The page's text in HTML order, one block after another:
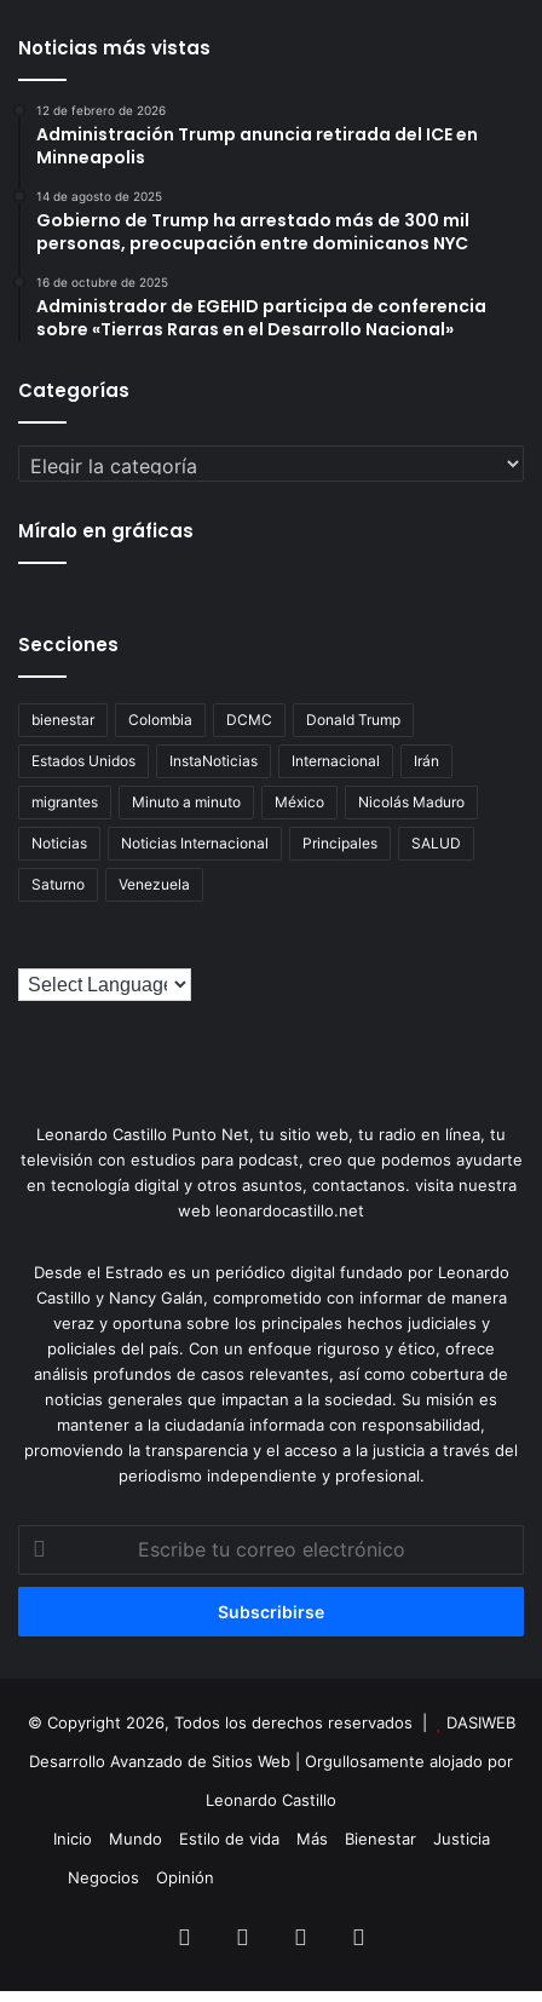
Noticias más vistas
12 de febrero de 2026
Administración Trump anuncia retirada del ICE en
Minneapolis
14 de agosto de 2025
Gobierno de Trump ha arrestado más de 300 mil
personas, preocupación entre dominicanos NYC
16 de octubre de 2025
Administrador de EGEHID participa de conferencia
sobre «Tierras Raras en el Desarrollo Nacional»
Categorías
Categorías
Míralo en gráficas
Secciones
bienestar Colombia DCMC Donald Trump
Estados Unidos InstaNoticias Internacional Irán
migrantes Minuto a minuto México Nicolás Maduro
Noticias Noticias Internacional Principales SALUD
Saturno Venezuela
Leonardo Castillo Punto Net, tu sitio web, tu radio en línea, tu
televisión con estudios para podcast, creo que podemos ayudarte
en tecnología digital y otros asuntos, contactanos. visita nuestra
web leonardocastillo.net
Desde el Estrado es un periódico digital fundado por Leonardo
Castillo y Nancy Galán, comprometido con informar de manera
veraz y oportuna sobre los principales hechos judiciales y
policiales del país. Con un enfoque riguroso y ético, ofrece
análisis profundos de casos relevantes, así como cobertura de
noticias generales que impactan a la sociedad. Su misión es
mantener a la ciudadanía informada con responsabilidad,
promoviendo la transparencia y el acceso a la justicia a través del
periodismo independiente y profesional.
Escribe
correo
© Copyright 2026, Todos los derechos reservados |
DASIWEB
Desarrollo Avanzado de Sitios Web | Orgullosamente alojado por
Leonardo Castillo
Inicio
Mundo Estilo de vida Más Bienestar
Justicia
Negocios
Opinión
Facebook YouTube